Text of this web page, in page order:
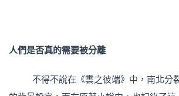
人們是否真的需要被分離
不得不說在《雲之彼端》中，南北分